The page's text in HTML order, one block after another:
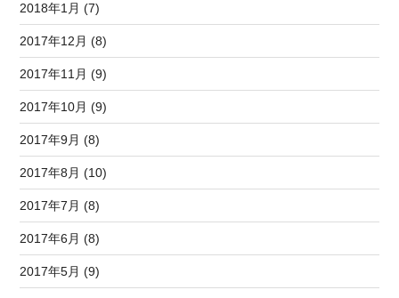
2018年1月 (7)
2017年12月 (8)
2017年11月 (9)
2017年10月 (9)
2017年9月 (8)
2017年8月 (10)
2017年7月 (8)
2017年6月 (8)
2017年5月 (9)